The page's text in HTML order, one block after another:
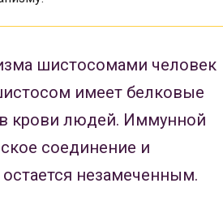
шистосомами человек
имеет белковые
крови людей. Иммунной
соединение и
незамеченным.